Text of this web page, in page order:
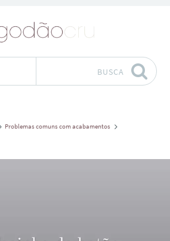
BUSCA
Problemas comuns com acabamentos